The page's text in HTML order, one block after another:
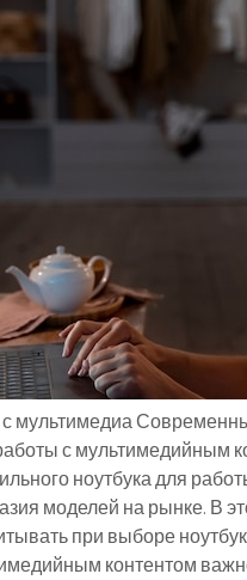
с мультимедиа
с мультимедийным
ноутбука для
моделей на рынке. В
при выборе
контентом